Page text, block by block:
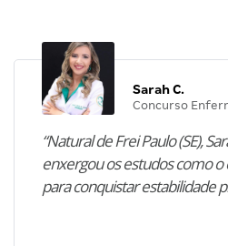
Sarah C.
Concurso
“Natural de Frei Paulo (SE),
enxergou os estudos como
para conquistar estabilidade